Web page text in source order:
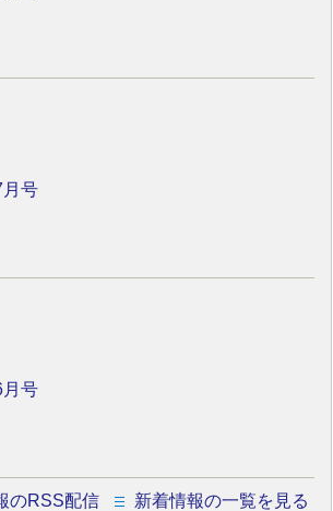
月号
月号
のRSS配信 新着情報の一覧を見る